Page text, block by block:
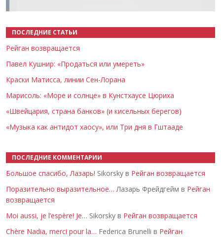
ПОСЛЕДНИЕ СТАТЬИ
Рейган возвращается
Павел Кушнир: «Продаться или умереть»
Краски Матисса, линии Сен-Лорана
Марисоль: «Море и солнце» в Кунстхаусе Цюриха
«Швейцария, страна банков» (и кисельных берегов)
«Музыка как антидот хаосу», или Три дня в Гштааде
ПОСЛЕДНИЕ КОММЕНТАРИИ
Большое спасибо, Лазарь! Sikorsky в Рейган возвращается
Поразительно выразительное… Лазарь Фрейдгейм в Рейган
возвращается
Moi aussi, je l’espère! Je… Sikorsky в Рейган возвращается
Chère Nadia, merci pour la… Federica Brunelli в Рейган